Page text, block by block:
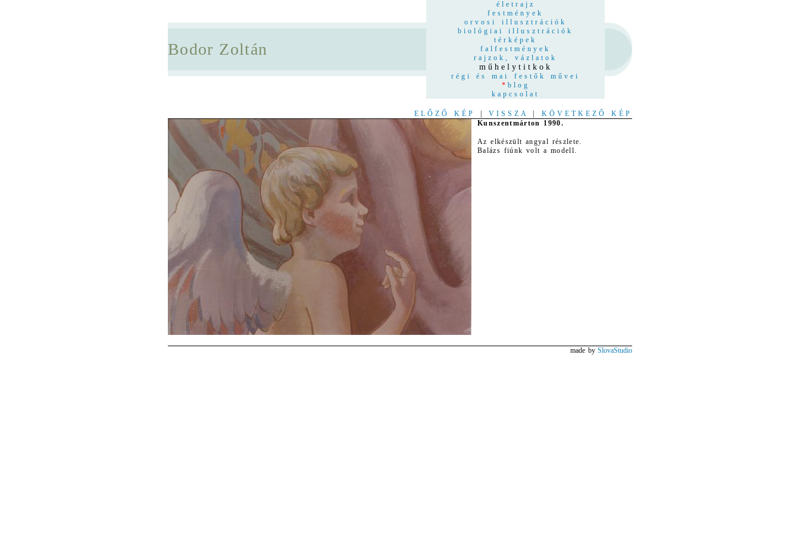
Bodor Zoltán
életrajz
festmények
orvosi illusztrációk
biológiai illusztrációk
térképek
falfestmények
rajzok, vázlatok
műhelytitkok
régi és mai festők művei
* blog
kapcsolat
ELŐZŐ KÉP VISSZA
KÖVETKEZŐ KÉP
Kunszentmárton 1990.
Az elkészült angyal részlete.
Balázs fiúnk volt a modell.
made by SlovaStudio